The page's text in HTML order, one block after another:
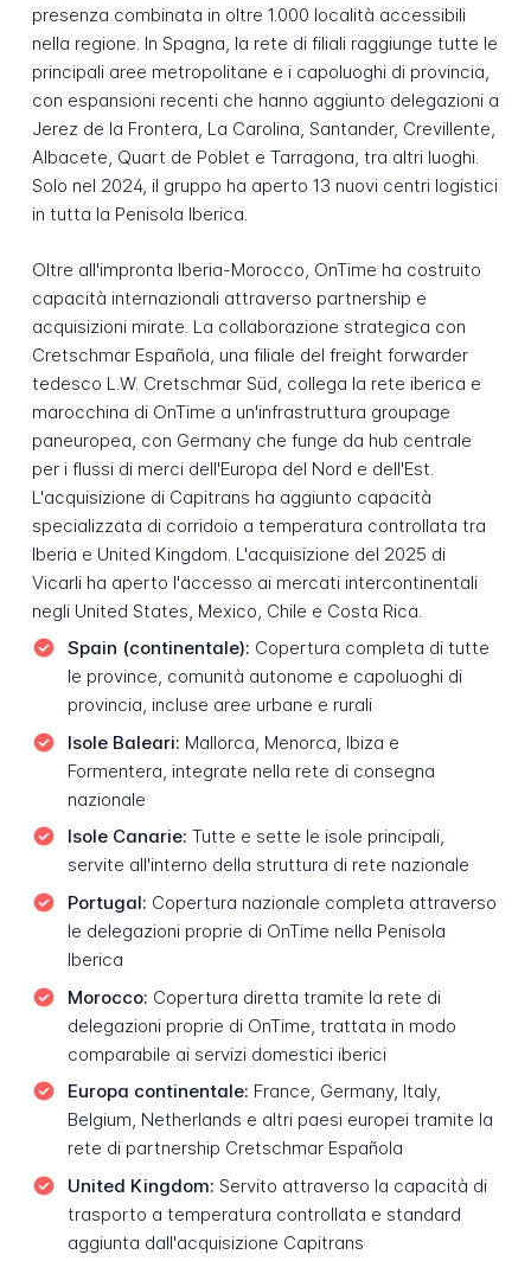
presenza combinata in oltre 1.000 località accessibili
nella regione. In Spagna, la rete di filiali raggiunge tutte le
principali aree metropolitane e i capoluoghi di provincia,
con espansioni recenti che hanno aggiunto delegazioni a
Jerez de la Frontera, La Carolina, Santander, Crevillente,
Albacete, Quart de Poblet e Tarragona, tra altri luoghi.
Solo nel 2024, il gruppo ha aperto 13 nuovi centri logistici
in tutta la Penisola Iberica.
Oltre all'impronta Iberia-Morocco, OnTime ha costruito
capacità internazionali attraverso partnership e
acquisizioni mirate. La collaborazione strategica con
Cretschmar Española, una filiale del freight forwarder
tedesco L.W. Cretschmar Süd, collega la rete iberica e
marocchina di OnTime a un'infrastruttura groupage
paneuropea, con Germany che funge da hub centrale
per i flussi di merci dell'Europa del Nord e dell'Est.
L'acquisizione di Capitrans ha aggiunto capacità
specializzata di corridoio a temperatura controllata tra
Iberia e United Kingdom. L'acquisizione del 2025 di
Vicarli ha aperto l'accesso ai mercati intercontinentali
negli United States, Mexico, Chile e Costa Rica.
Spain (continentale): Copertura completa di tutte
le province, comunità autonome e capoluoghi di
provincia, incluse aree urbane e rurali
Isole Baleari: Mallorca, Menorca, Ibiza e
Formentera, integrate nella rete di consegna
nazionale
Isole Canarie: Tutte e sette le isole principali,
servite all'interno della struttura di rete nazionale
Portugal: Copertura nazionale completa attraverso
le delegazioni proprie di OnTime nella Penisola
Iberica
Morocco: Copertura diretta tramite la rete di
delegazioni proprie di OnTime, trattata in modo
comparabile ai servizi domestici iberici
Europa continentale: France, Germany, Italy,
Belgium, Netherlands e altri paesi europei tramite la
rete di partnership Cretschmar Española
United Kingdom: Servito attraverso la capacità di
trasporto a temperatura controllata e standard
aggiunta dall'acquisizione Capitrans